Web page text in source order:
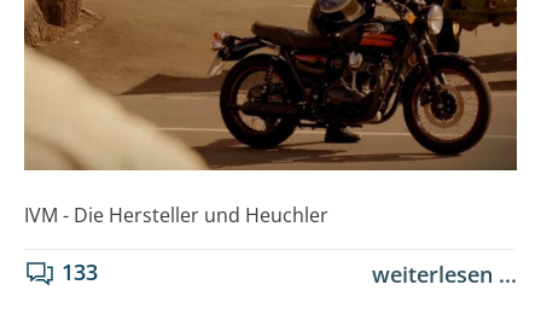
IVM - Die Hersteller und Heuchler
133 weiterlesen ...